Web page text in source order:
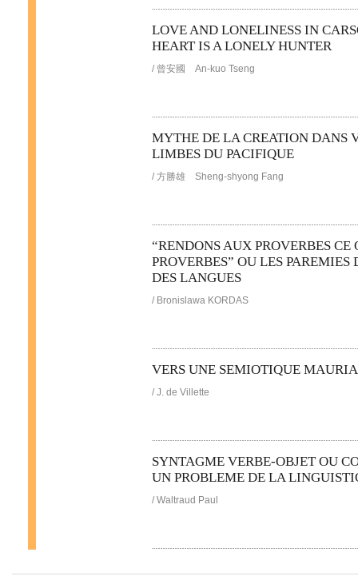
LOVE AND LONELINESS IN
HEART IS A LONELY HUNTER
/ 曾安國 An-kuo Tseng
MYTHE DE LA CREATION DANS
LIMBES DU PACIFIQUE
/ 方勝雄 Sheng-shyong Fang
“RENDONS AUX PROVERBES CE
PROVERBES” OU LES
DES LANGUES
/ Bronislawa KORDAS
VERS UNE SEMIOTIQUE
/ J. de Villette
SYNTAGME VERBE-OBJET OU
UN PROBLEME DE LA
/ Waltraud Paul